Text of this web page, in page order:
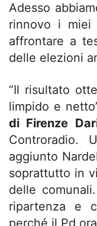
Adesso
rinnovo i miei
affrontare a
delle elezioni
“Il risultato
limpido e
di Firenze
Controradio.
aggiunto
soprattutto in
delle
ripartenza e
perché il Pd